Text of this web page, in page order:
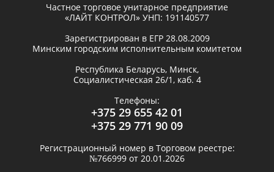
Частное торговое унитарное предприятие
«ЛАЙТ КОНТРОЛ» УНП: 191140577
Зарегистрирован в ЕГР 28.08.2009
Минским городским исполнительным комитетом
Республика Беларусь, Минск,
Социалистическая 26/1, каб. 4
Телефоны:
+375 29 655 42 01
+375 29 771 90 09
Регистрационный номер в Торговом реестре:
№766999 от 20.01.2026